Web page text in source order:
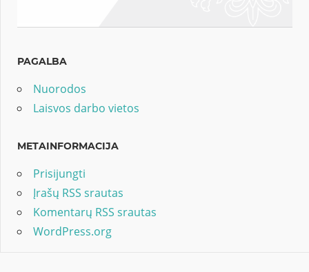
PAGALBA
Nuorodos
Laisvos darbo vietos
METAINFORMACIJA
Prisijungti
Įrašų RSS srautas
Komentarų RSS srautas
WordPress.org